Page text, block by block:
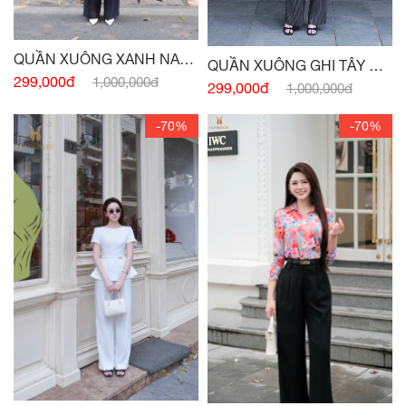
QUẦN XUÔNG XANH NAVY
HAI TÚI TRƯỚC
299,000đ 1,000,000đ
QUẦN XUÔNG GHI TÂY HAI
TÚI TRƯỚC
299,000đ 1,000,000đ
-70% -70%